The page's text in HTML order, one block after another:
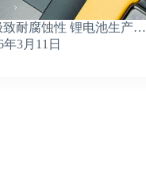
致耐腐蚀性 锂电池生产…
年3月11日